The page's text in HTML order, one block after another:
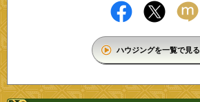
ハウジングを一覧で見る